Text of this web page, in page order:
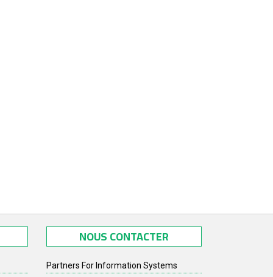
NOUS CONTACTER
Partners For Information Systems